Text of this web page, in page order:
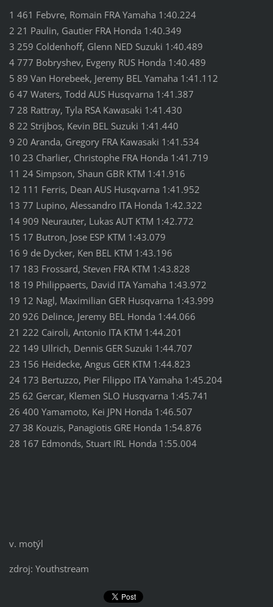
1 461 Febvre, Romain FRA Yamaha 1:40.224
2 21 Paulin, Gautier FRA Honda 1:40.349
3 259 Coldenhoff, Glenn NED Suzuki 1:40.489
4 777 Bobryshev, Evgeny RUS Honda 1:40.489
5 89 Van Horebeek, Jeremy BEL Yamaha 1:41.112
6 47 Waters, Todd AUS Husqvarna 1:41.387
7 28 Rattray, Tyla RSA Kawasaki 1:41.430
8 22 Strijbos, Kevin BEL Suzuki 1:41.440
9 20 Aranda, Gregory FRA Kawasaki 1:41.534
10 23 Charlier, Christophe FRA Honda 1:41.719
11 24 Simpson, Shaun GBR KTM 1:41.916
12 111 Ferris, Dean AUS Husqvarna 1:41.952
13 77 Lupino, Alessandro ITA Honda 1:42.322
14 909 Neurauter, Lukas AUT KTM 1:42.772
15 17 Butron, Jose ESP KTM 1:43.079
16 9 de Dycker, Ken BEL KTM 1:43.196
17 183 Frossard, Steven FRA KTM 1:43.828
18 19 Philippaerts, David ITA Yamaha 1:43.972
19 12 Nagl, Maximilian GER Husqvarna 1:43.999
20 926 Delince, Jeremy BEL Honda 1:44.066
21 222 Cairoli, Antonio ITA KTM 1:44.201
22 149 Ullrich, Dennis GER Suzuki 1:44.707
23 156 Heidecke, Angus GER KTM 1:44.823
24 173 Bertuzzo, Pier Filippo ITA Yamaha 1:45.204
25 62 Gercar, Klemen SLO Husqvarna 1:45.741
26 400 Yamamoto, Kei JPN Honda 1:46.507
27 38 Kouzis, Panagiotis GRE Honda 1:54.876
28 167 Edmonds, Stuart IRL Honda 1:55.004
v. motýl
zdroj: Youthstream